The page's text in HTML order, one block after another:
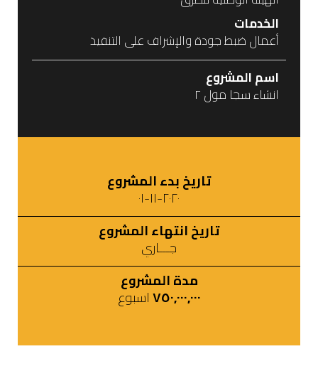
الخدمات
أعمال ضبط جودة والإشراف على التنفيذ
اسم المشروع
انشاء سجا مول ٢
تاريخ بدء المشروع
٢٠٢٠-١١-٠١
تاريخ انتهاء المشروع
جـــاري
مدة المشروع
٧٥٠,٠٠٠,٠٠٠اسبوع